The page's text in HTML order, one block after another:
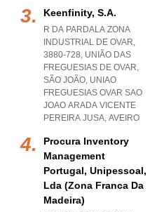
Keenfinity, S.a.
R DA PARDALA ZONA
INDUSTRIAL DE OVAR,
3880-728, UNIÃO DAS
FREGUESIAS DE OVAR,
SÃO JOÃO, UNIAO
FREGUESIAS OVAR SAO
JOAO ARADA VICENTE
PEREIRA JUSA, AVEIRO
Procura Inventory
Management
Portugal, Unipessoal,
Lda (zona Franca Da
Madeira)